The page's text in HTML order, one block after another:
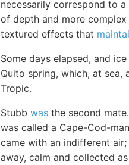
necessarily correspond to
of depth and more
textured effects that
Some days elapsed, and
Quito spring, which, at
Tropic.
Stubb was the second
was called a Cape-Cod-
came with an indifferent
away, calm and collected